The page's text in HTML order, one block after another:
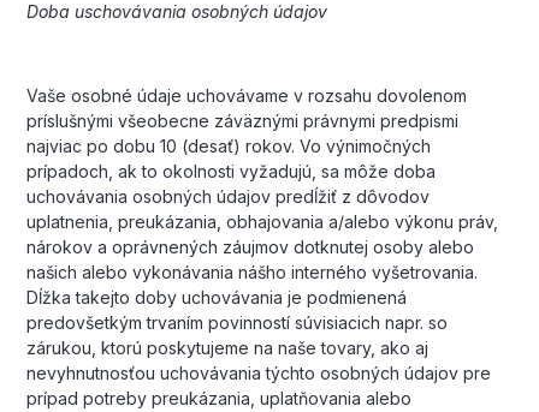
Doba uschovávania osobných údajov
Vaše osobné údaje uchovávame v rozsahu dovolenom
príslušnými všeobecne záväznými právnymi predpismi
najviac po dobu 10 (desať) rokov. Vo výnimočných
prípadoch, ak to okolnosti vyžadujú, sa môže doba
uchovávania osobných údajov predĺžiť z dôvodov
uplatnenia, preukázania, obhajovania a/alebo výkonu práv,
nárokov a oprávnených záujmov dotknutej osoby alebo
našich alebo vykonávania nášho interného vyšetrovania.
Dĺžka takejto doby uchovávania je podmienená
predovšetkým trvaním povinností súvisiacich napr. so
zárukou, ktorú poskytujeme na naše tovary, ako aj
nevyhnutnosťou uchovávania týchto osobných údajov pre
prípad potreby preukázania, uplatňovania alebo